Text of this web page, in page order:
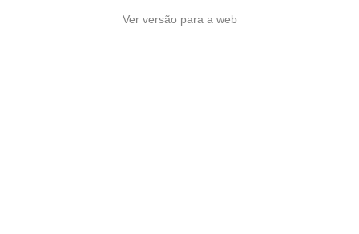
Ver versão para a web